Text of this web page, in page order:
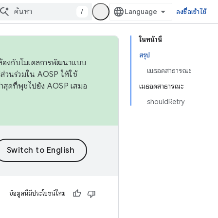
/ ลงชื่อเข้าใช้
ในหน้านี้
สรุป
เมธอดสาธารณะ
เมธอดสาธารณะ
shouldRetry
องกับโมเดลการพัฒนาแบบ
วนร่วมใน AOSP ให้ใช้
สุดที่พุชไปยัง AOSP เสมอ
ข้อมูลนี้มีประโยชน์ไหม